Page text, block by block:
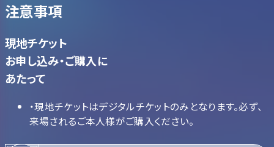
注意事項
現地チケット
お申し込み・ご購入に
あたって
・現地チケットはデジタルチケットのみとなります。必ず、
来場されるご本人様がご購入ください。